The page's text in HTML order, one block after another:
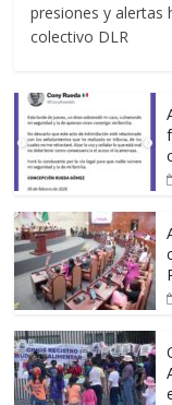
presiones y alertas
colectivo DLR